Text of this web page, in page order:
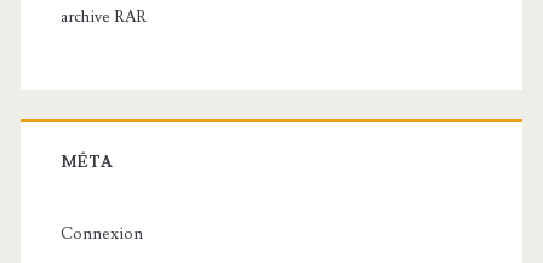
archive RAR
MÉTA
Connexion